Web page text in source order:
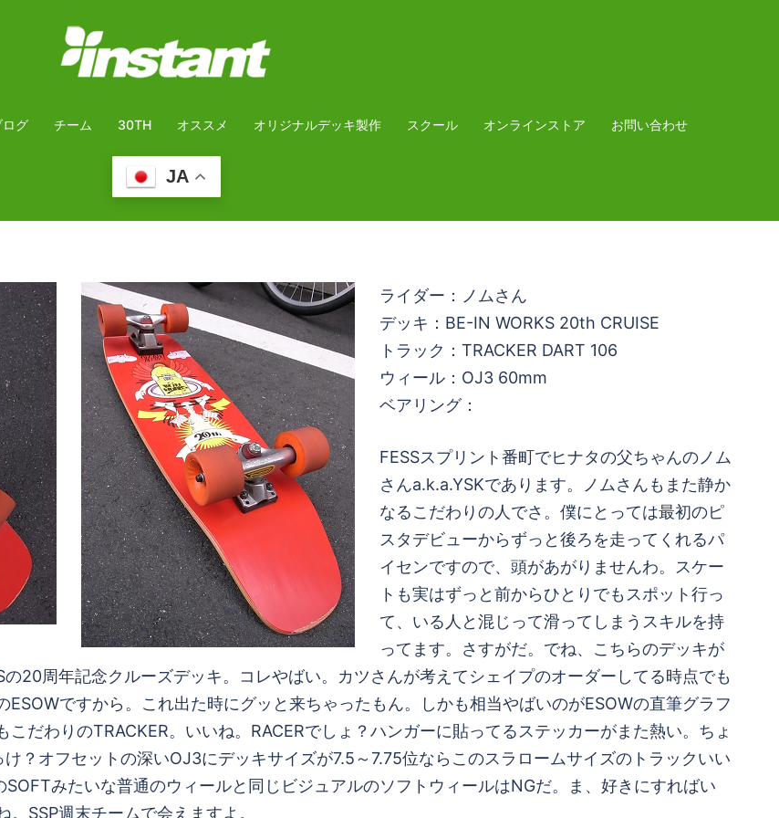
ログ チーム 30TH オススメ オリジナルデッキ製作 スクール オンラインストア お問い合わせ
JA
ライダー：ノムさん
デッキ：BE-IN WORKS 20th CRUISE
トラック：TRACKER DART 106
ウィール：OJ3 60mm
ベアリング：
FESSスプリント番町でヒナタの父ちゃんのノム
さんa.k.a.YSKであります。ノムさんもまた静か
なるこだわりの人でさ。僕にとっては最初のピ
スタデビューからずっと後ろを走ってくれるパ
イセンですので、頭があがりませんわ。スケー
トも実はずっと前からひとりでもスポット行っ
て、いる人と混じって滑ってしまうスキルを持
ってます。さすがだ。でね、こちらのデッキが
20周年記念クルーズデッキ。コレやばい。カツさんが考えてシェイプのオーダーしてる時点でも
ですから。これ出た時にグッと来ちゃったもん。しかも相当やばいのがESOWの直筆グラフ
だわりのTRACKER。いいね。RACERでしょ？ハンガーに貼ってるステッカーがまた熱い。ちょ
？オフセットの深いOJ3にデッキサイズが7.5～7.75位ならこのスラロームサイズのトラックいい
みたいな普通のウィールと同じビジュアルのソフトウィールはNGだ。ま、好きにすればい
SSP週末チームで会えますよ。